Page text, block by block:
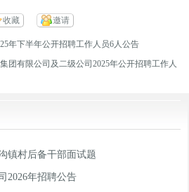
收藏 邀请
年下半年公开招聘工作人员6人公告
团有限公司及二级公司2025年公开招聘工作人
镇村后备干部面试题
2026年招聘公告